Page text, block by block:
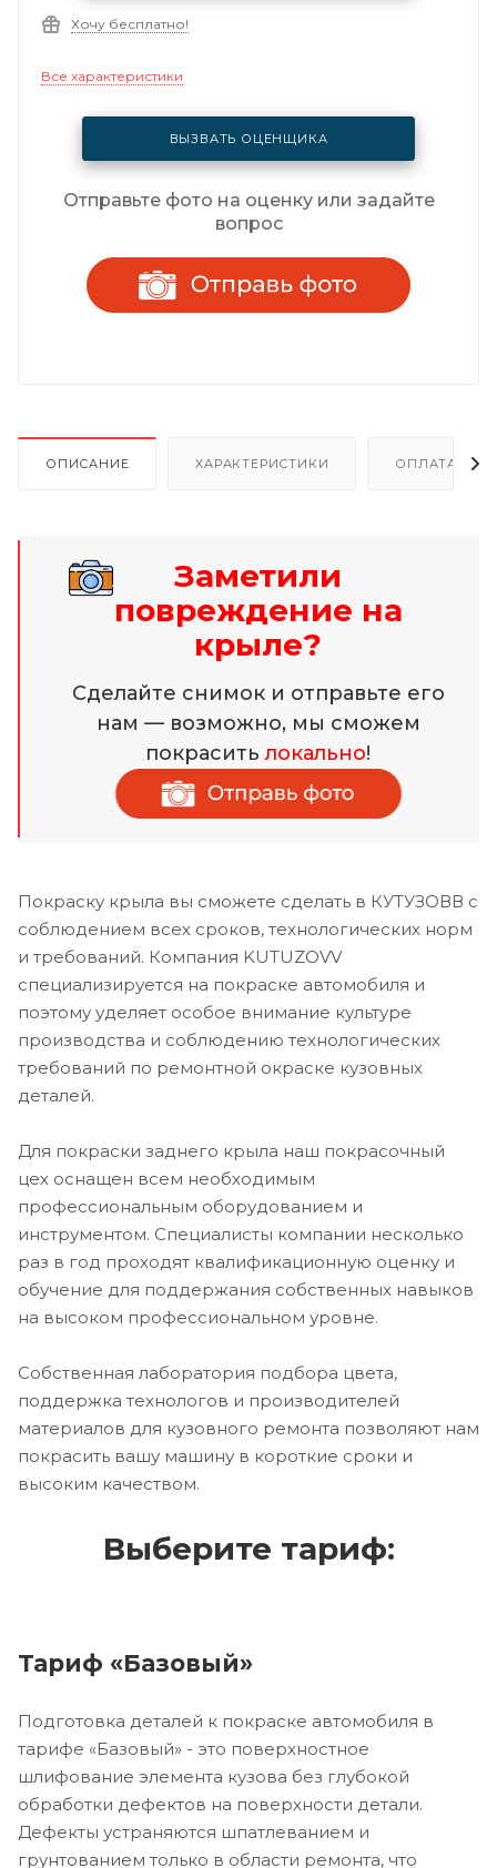
Хочу бесплатно!
Все характеристики
ВЫЗВАТЬ ОЦЕНЩИКА
Отправьте фото на оценку или задайте
вопрос
ОПИСАНИЕ ХАРАКТЕРИСТИКИ ОПЛАТА И
Заметили
повреждение на
крыле?
Сделайте снимок и отправьте его
нам — возможно, мы сможем
покраситьлокально!
Покраску крыла вы сможете сделать в КУТУЗОВВ с
соблюдением всех сроков, технологических норм
и требований. Компания KUTUZOVV
специализируется на покраске автомобиля и
поэтому уделяет особое внимание культуре
производства и соблюдению технологических
требований по ремонтной окраске кузовных
деталей.
Для покраски заднего крыла наш покрасочный
цех оснащен всем необходимым
профессиональным оборудованием и
инструментом. Специалисты компании несколько
раз в год проходят квалификационную оценку и
обучение для поддержания собственных навыков
на высоком профессиональном уровне.
Собственная лаборатория подбора цвета,
поддержка технологов и производителей
материалов для кузовного ремонта позволяют нам
покрасить вашу машину в короткие сроки и
высоким качеством.
Выберите тариф:
Тариф «Базовый»
Подготовка деталей к покраске автомобиля в
тарифе «Базовый» - это поверхностное
шлифование элемента кузова без глубокой
обработки дефектов на поверхности детали.
Дефекты устраняются шпатлеванием и
грунтованием только в области ремонта, что